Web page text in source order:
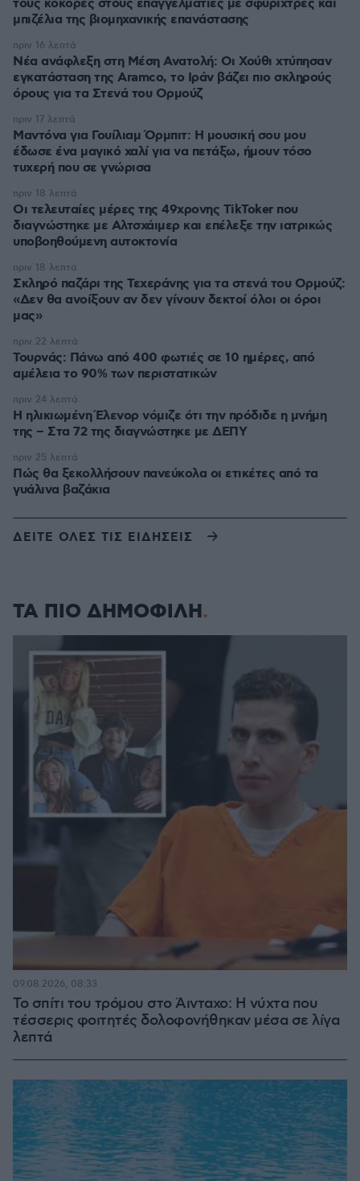
τους κόκορες στους επαγγελματίες με σφυρίχτρες και
μπιζέλια της βιομηχανικής επανάστασης
Νέα ανάφλεξη στη Μέση Ανατολή: Οι Χούθι χτύπησαν
εγκατάσταση της Aramco, το Ιράν βάζει πιο σκληρούς
όρους για τα Στενά του Ορμούζ
πριν 16 λεπτά
Μαντόνα για Γουίλιαμ Όρμπιτ: Η μουσική σου μου
έδωσε ένα μαγικό χαλί για να πετάξω, ήμουν τόσο
τυχερή που σε γνώρισα
πριν 17 λεπτά
Οι τελευταίες μέρες της 49χρονης TikToker που
διαγνώστηκε με Αλτσχάιμερ και επέλεξε την ιατρικώς
υποβοηθούμενη αυτοκτονία
πριν 18 λεπτά
Σκληρό παζάρι της Τεχεράνης για τα στενά του Ορμούζ:
«Δεν θα ανοίξουν αν δεν γίνουν δεκτοί όλοι οι όροι
μας»
πριν 18 λεπτά
Τουρνάς: Πάνω από 400 φωτιές σε 10 ημέρες, από
αμέλεια το 90% των περιστατικών
πριν 22 λεπτά
Η ηλικιωμένη Έλενορ νόμιζε ότι την πρόδιδε η μνήμη
της – Στα 72 της διαγνώστηκε με ΔΕΠΥ
πριν 24 λεπτά
Πώς θα ξεκολλήσουν πανεύκολα οι ετικέτες από τα
γυάλινα βαζάκια
πριν 25 λεπτά
ΔΕΙΤΕ ΟΛΕΣ ΤΙΣ ΕΙΔΗΣΕΙΣ
ΤΑ ΠΙΟ ΔΗΜΟΦΙΛΗ
Το σπίτι του τρόμου στο Άινταχο: Η νύχτα που
τέσσερις φοιτητές δολοφονήθηκαν μέσα σε λίγα
λεπτά
09.08.2026, 08:33